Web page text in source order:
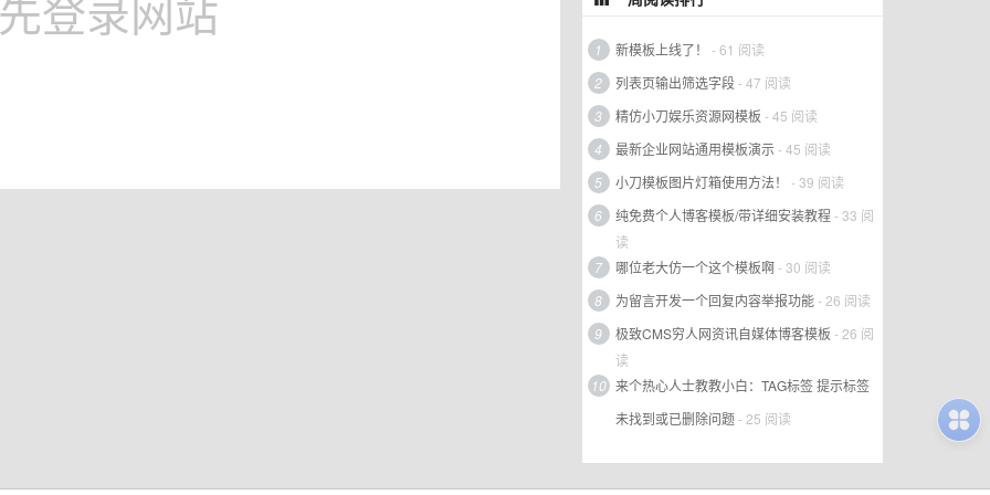
1 新模板上线了！
- 61 阅读
2
列表页输出筛选字段- 47 阅读
3
精仿小刀娱乐资源网模板 - 45 阅读
4
最新企业网站通用模板演示- 45 阅读
5
小刀模板图片灯箱使用方法！
- 39 阅读
6
纯免费个人博客模板/带详细安装教程- 33 阅
读
7
哪位老大仿一个这个模板啊- 30 阅读
8
为留言开发一个回复内容举报功能- 26 阅读
9
极致CMS穷人网资讯自媒体博客模板 - 26 阅
读
10 来个热心人士教教小白：TAG标签 提示标签
未找到或已删除问题- 25 阅读